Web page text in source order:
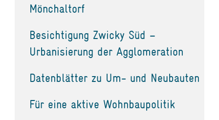
Mönchaltorf
Besichtigung Zwicky Süd –
Urbanisierung der Agglomeration
Datenblätter zu Um- und Neubauten
Für eine aktive Wohnbaupolitik